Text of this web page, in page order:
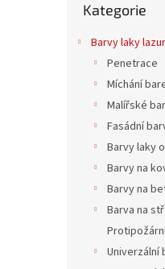
kategorie
Kategorie
Barvy laky
Penetrace
Míchání
Malířské
Fasádní
Barvy laky
Barvy na
Barvy na
Barva na
Univerzální